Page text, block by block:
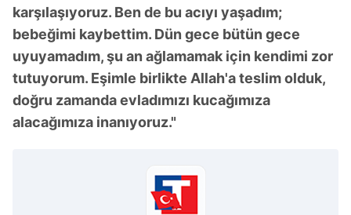
karşılaşıyoruz. Ben de bu acıyı yaşadım;
bebeğimi kaybettim. Dün gece bütün gece
uyuyamadım, şu an ağlamamak için kendimi zor
tutuyorum. Eşimle birlikte Allah'a teslim olduk,
doğru zamanda evladımızı kucağımıza
alacağımıza inanıyoruz."